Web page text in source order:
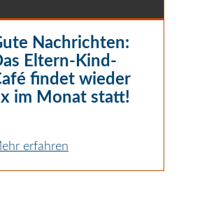
Nachrichten:
Eltern-Kind-
findet wieder
im Monat statt!
erfahren